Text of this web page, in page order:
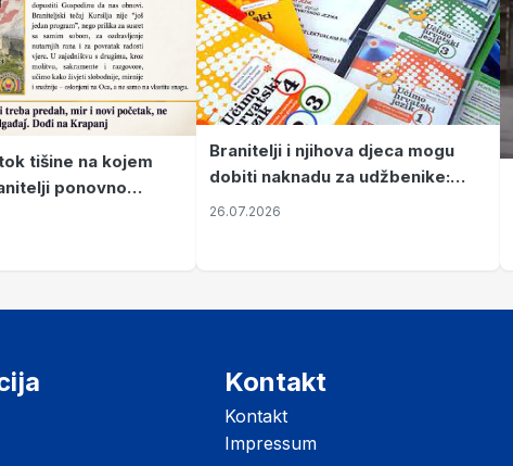
tišine na kojem
ponovno
Branitelji i njihova djeca mogu
dobiti naknadu za udžbenike:
zahtjevi se podnose do 31.
26.07.2026
Kontakt
Kontakt
Impressum